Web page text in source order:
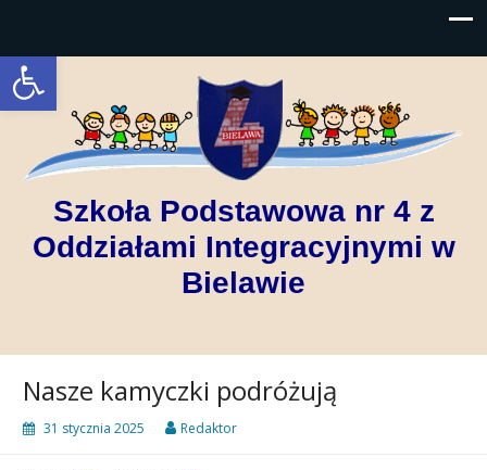
Open toolbar
Szkoła Podstawowa nr 4 z
Oddziałami Integracyjnymi w
Bielawie
Nasze kamyczki podróżują
31 stycznia 2025 Redaktor